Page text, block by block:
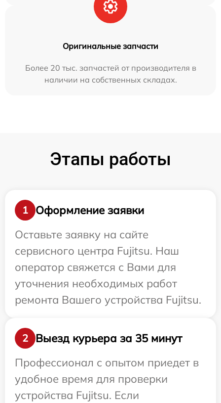
Оригинальные запчасти
Более 20 тыс. запчастей от производителя в
наличии на собственных складах.
Этапы работы
1
Оформление заявки
Оставьте заявку на сайте
сервисного центра Fujitsu. Наш
оператор свяжется с Вами для
уточнения необходимых работ
ремонта Вашего устройства Fujitsu.
2
Выезд курьера за 35 минут
Профессионал с опытом приедет в
удобное время для проверки
устройства Fujitsu. Если